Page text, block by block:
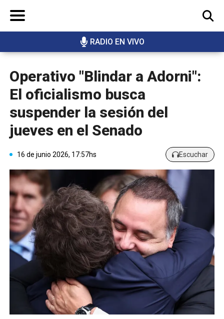
RADIO EN VIVO
BUSCAR
Operativo "Blindar a Adorni":
El oficialismo busca
suspender la sesión del
jueves en el Senado
16 de junio 2026, 17:57hs Escuchar